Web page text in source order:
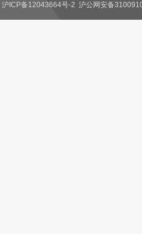
沪ICP备12043664号-2 沪公网安备